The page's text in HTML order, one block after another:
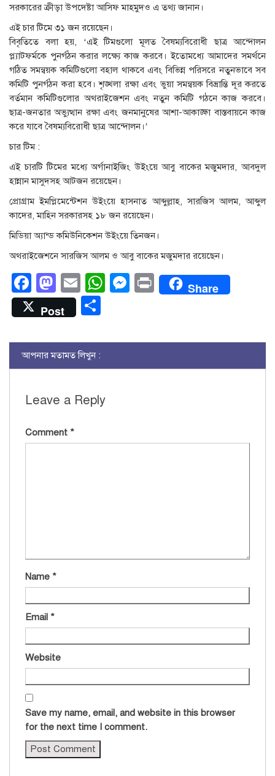
সরকারের ক্রীড়া উপদেষ্টা আসিফ মাহমুদও এ তথ্য জানান।
এই চার টিমে ৩১ জন রয়েছেন।
বিবৃতিতে বলা হয়, ‘এই টিমগুলো মূলত বৈষম্যবিরোধী ছাত্র আন্দোলন
প্ল্যাটফর্মকে পুনর্গঠন করার লক্ষ্যে কাজ করবে। ইতোমধ্যে আমাদের সমর্থনে
গঠিত সমন্বয়ক কমিটিগুলো বহাল থাকবে এবং বিভিন্ন পরিসরে নতুনভাবে সব
কমিটি পুনর্গঠন করা হবে। শৃঙ্খলা রক্ষা এবং ভুয়া সমন্বয়ক বিভ্রান্তি দূর করতে
বর্তমান কমিটিগুলোর অথরাইজেশন এবং নতুন কমিটি গঠনে কাজ করবে।
ছাত্র-জনতার অভ্যুত্থান রক্ষা এবং জনমানুষের আশা-আকাঙ্ক্ষা বাস্তবায়নে কাজ
করে যাবে বৈষম্যবিরোধী ছাত্র আন্দোলন।’
চার টিম :
এই চারটি টিমের মধ্যে অর্গানাইজিং উইংয়ে আবু বাকের মজুমদার, আবদুল
হান্নান মাসুদসহ আটজন রয়েছেন।
প্রোগ্রাম ইমপ্লিমেন্টেশন উইংয়ে হাসনাত আব্দুল্লাহ, সারজিস আলম, আব্দুল
কাদের, মাহিন সরকারসহ ১৮ জন রয়েছেন।
মিডিয়া অ্যান্ড কমিউনিকেশন উইংয়ে তিনজন।
অথরাইজেশনে সারজিস আলম ও আবু বাকের মজুমদার রয়েছেন।
Facebook
Mastodon
EmailWhatsApp
Messenger
PrintShare
Post
আপনার মতামত লিখুন :
Leave a Reply
Comment *
Name *
Email *
Website
Save my name, email, and website in this browser
for the next time I comment.